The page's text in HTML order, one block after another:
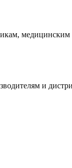
медицинским
и